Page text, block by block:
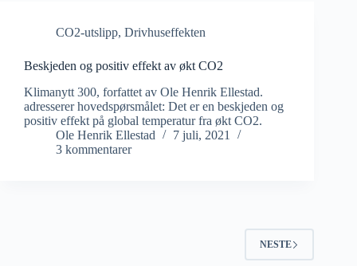
CO2-utslipp, Drivhuseffekten
Beskjeden og positiv effekt av økt CO2
Klimanytt 300, forfattet av Ole Henrik Ellestad.
adresserer hovedspørsmålet: Det er en beskjeden og
positiv effekt på global temperatur fra økt CO2.
Ole Henrik Ellestad
7 juli, 2021
3 kommentarer
NESTE